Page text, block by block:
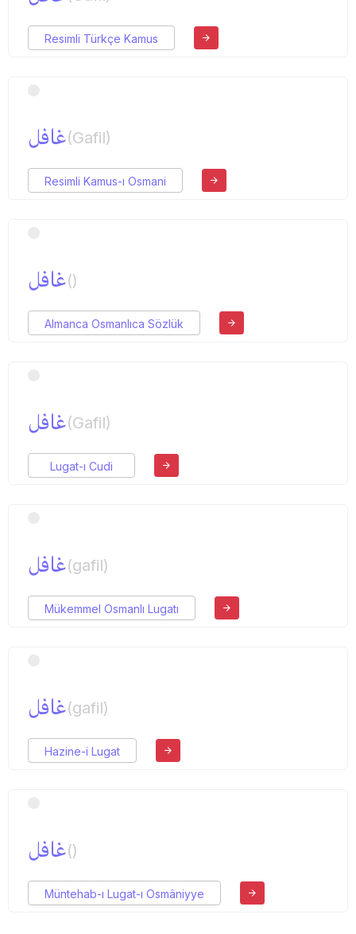
Resimli Türkçe Kamus
غافل(Gafil)
Resimli Kamus-ı Osmani
غافل()
Almanca Osmanlıca Sözlük
غافل(Gafil)
Lugat-ı Cudi
غافل(gafil)
Mükemmel Osmanlı Lugatı
غافل(gafil)
Hazine-i Lugat
غافل()
Müntehab-ı Lugat-ı Osmâniyye